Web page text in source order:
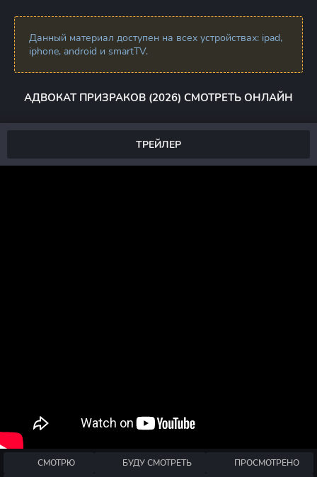
Данный материал доступен на всех устройствах: ipad,
iphone, android и smartTV.
АДВОКАТ ПРИЗРАКОВ (2026) СМОТРЕТЬ ОНЛАЙН
ТРЕЙЛЕР
СМОТРЮ БУДУ СМОТРЕТЬ ПРОСМОТРЕНО